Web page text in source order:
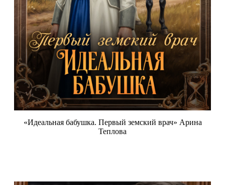
«Идеальная бабушка. Первый земский врач» Арина
Теплова